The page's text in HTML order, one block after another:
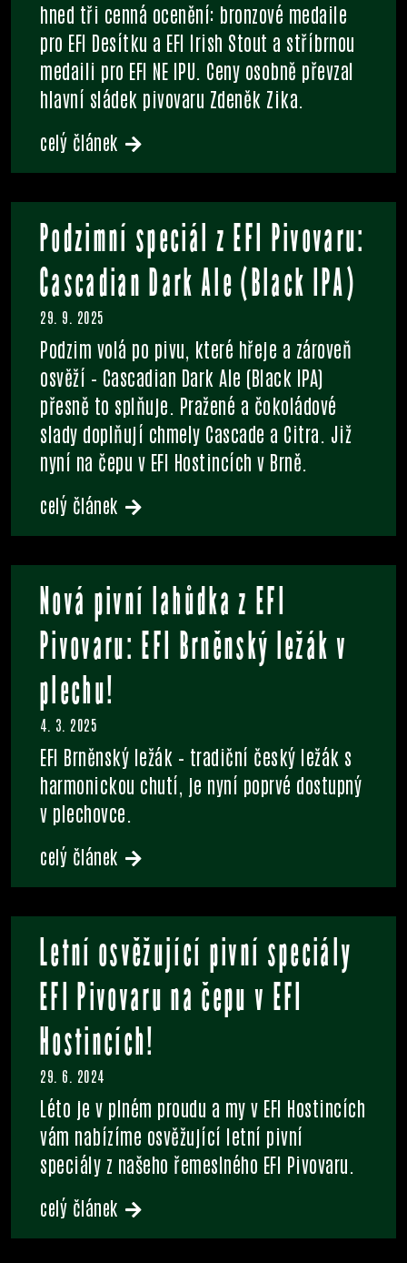
hned tři cenná ocenění: bronzové medaile
pro EFI Desítku a EFI Irish Stout a stříbrnou
medaili pro EFI NE IPU. Ceny osobně převzal
hlavní sládek pivovaru Zdeněk Zika.
celý článek
Podzimní speciál z EFI Pivovaru:
Cascadian Dark Ale (Black IPA)
29. 9. 2025
Podzim volá po pivu, které hřeje a zároveň
osvěží – Cascadian Dark Ale (Black IPA)
přesně to splňuje. Pražené a čokoládové
slady doplňují chmely Cascade a Citra. Již
nyní na čepu v EFI Hostincích v Brně.
celý článek
Nová pivní lahůdka z EFI
Pivovaru: EFI Brněnský ležák v
plechu!
4. 3. 2025
EFI Brněnský ležák – tradiční český ležák s
harmonickou chutí, je nyní poprvé dostupný
v plechovce.
celý článek
Letní osvěžující pivní speciály
EFI Pivovaru na čepu v EFI
Hostincích!
29. 6. 2024
Léto je v plném proudu a my v EFI Hostincích
vám nabízíme osvěžující letní pivní
speciály z našeho řemeslného EFI Pivovaru.
celý článek